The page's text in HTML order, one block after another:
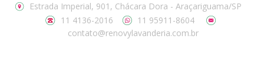
Estrada Imperial, 901, Chácara Dora - Araçariguama/SP
11 4136-2016
11 95911-8604
contato@renovylavanderia.com.br